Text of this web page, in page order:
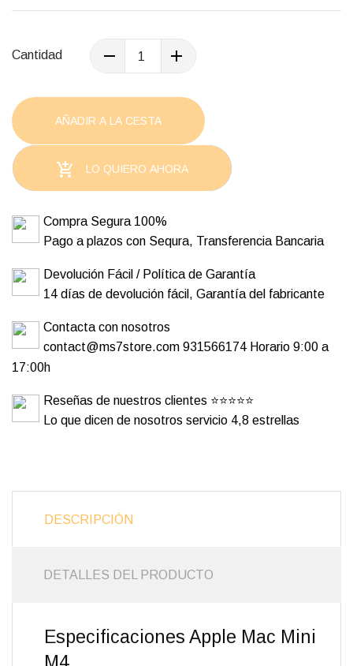
Cantidad
AÑADIR A LA CESTA
 LO QUIERO AHORA
Compra Segura 100%
Pago a plazos con Sequra, Transferencia Bancaria
Devolución Fácil / Política de Garantía
14 días de devolución fácil, Garantía del fabricante
Contacta con nosotros
contact@ms7store.com 931566174 Horario 9:00 a
17:00h
Reseñas de nuestros clientes ⭐⭐⭐⭐⭐
Lo que dicen de nosotros servicio 4,8 estrellas
DESCRIPCIÓN
DETALLES DEL PRODUCTO
Especificaciones Apple Mac Mini